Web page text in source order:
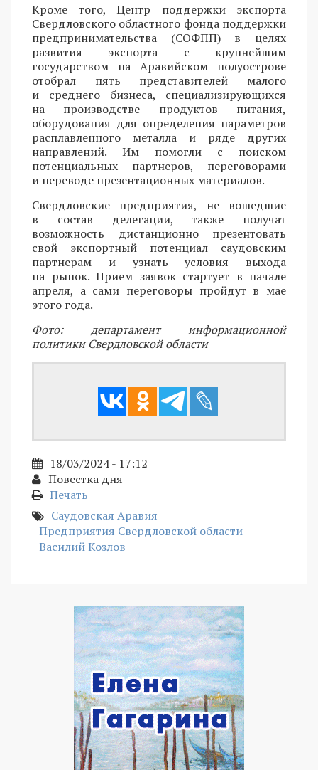
Кроме того, Центр поддержки экспорта
Свердловского областного фонда поддержки
предпринимательства (СОФПП) в целях
развития экспорта с крупнейшим
государством на Аравийском полуострове
отобрал пять представителей малого
и среднего бизнеса, специализирующихся
на производстве продуктов питания,
оборудования для определения параметров
расплавленного металла и ряде других
направлений. Им помогли с поиском
потенциальных партнеров, переговорами
и переводе презентационных материалов.
Свердловские предприятия, не вошедшие
в состав делегации, также получат
возможность дистанционно презентовать
свой экспортный потенциал саудовским
партнерам и узнать условия выхода
на рынок. Прием заявок стартует в начале
апреля, а сами переговоры пройдут в мае
этого года.
Фото: департамент информационной
политики Свердловской области
18/03/2024 - 17:12
Повестка дня
Печать
Саудовская Аравия
Предприятия Свердловской области
Василий Козлов